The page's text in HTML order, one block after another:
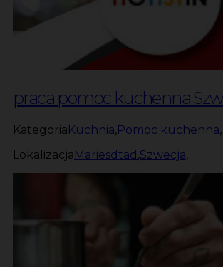
praca pomoc kuchenna
KategoriaKuchnia,Pomoc kuchenna,
LokalizacjaMariesdtad ,Szwecja,